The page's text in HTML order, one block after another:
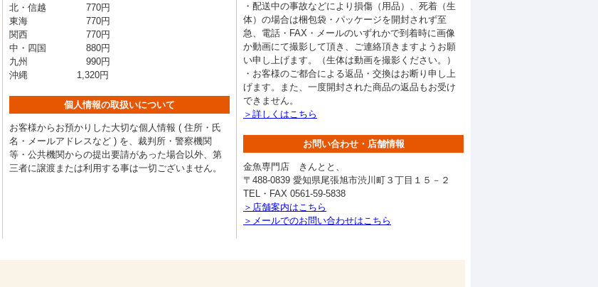
北・信越 770円
東海 770円
関西 770円
中・四国 880円
九州 990円
沖縄 1,320円
個人情報の取扱いについて
お客様からお預かりした大切な個人情報 ( 住所・氏
名・メールアドレスなど ) を、裁判所・警察機関
等・公共機関からの提出要請があった場合以外、第
三者に譲渡または利用する事は一切ございません。
・配送中の事故などにより損傷（用品）、死着（生
体）の場合は梱包袋・パッケージを開封されず至
急、電話・FAX・メールのいずれかで到着時に画像
か動画にて撮影して頂き、ご連絡頂きますようお願
い申し上げます。（生体は動画を撮影ください。）
・お客様のご都合による返品・交換はお断り申し上
げます。また、一度開封された商品の返品もお受け
できません。
＞詳しくはこちら
お問い合わせ・店舗情報
金魚専門店 きんとと、
〒488-0839 愛知県尾張旭市渋川町３丁目１５－２
TEL・FAX 0561-59-5838
＞店舗案内はこちら
＞メールでのお問い合わせはこちら